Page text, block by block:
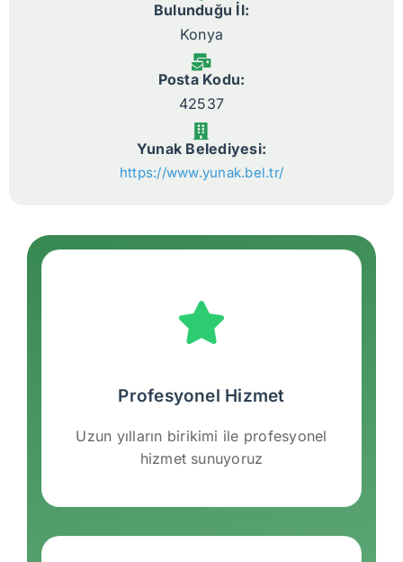
Bulunduğu İl:
Konya
Posta Kodu:
42537
Yunak Belediyesi:
https://www.yunak.bel.tr/
Profesyonel Hizmet
Uzun yılların birikimi ile profesyonel
hizmet sunuyoruz